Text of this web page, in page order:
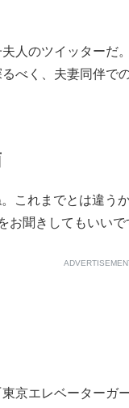
人のツイッターだ
べく、夫妻同伴で
これまでとは違う
聞きしてもいいで
京エレベーターガ